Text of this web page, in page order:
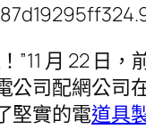
”11 月 22 日
公司配網公司
堅實的電道具